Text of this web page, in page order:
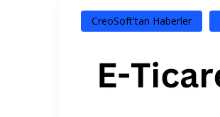
CreoSoft'tan Haberler